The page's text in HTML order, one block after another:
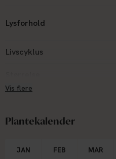
Lysforhold
Livscyklus
Vis flere
Plantekalender
JAN FEB MAR